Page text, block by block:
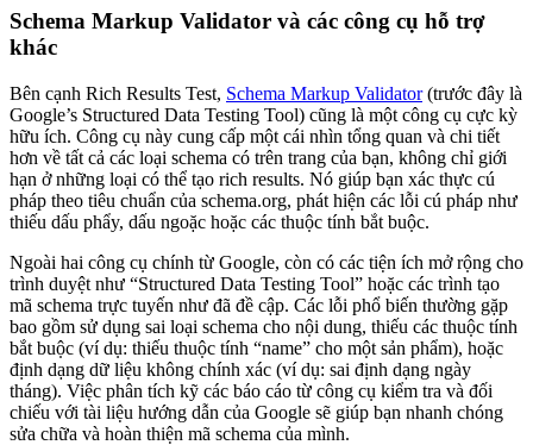
Schema Markup Validator và các công cụ hỗ trợ
khác
Bên cạnh Rich Results Test, Schema Markup Validator(trước đây là
Google’s Structured Data Testing Tool) cũng là một công cụ cực kỳ
hữu ích. Công cụ này cung cấp một cái nhìn tổng quan và chi tiết
hơn về tất cả các loại schema có trên trang của bạn, không chỉ giới
hạn ở những loại có thể tạo rich results. Nó giúp bạn xác thực cú
pháp theo tiêu chuẩn của schema.org, phát hiện các lỗi cú pháp như
thiếu dấu phẩy, dấu ngoặc hoặc các thuộc tính bắt buộc.
Ngoài hai công cụ chính từ Google, còn có các tiện ích mở rộng cho
trình duyệt như “Structured Data Testing Tool” hoặc các trình tạo
mã schema trực tuyến như đã đề cập. Các lỗi phổ biến thường gặp
bao gồm sử dụng sai loại schema cho nội dung, thiếu các thuộc tính
bắt buộc (ví dụ: thiếu thuộc tính “name” cho một sản phẩm), hoặc
định dạng dữ liệu không chính xác (ví dụ: sai định dạng ngày
tháng). Việc phân tích kỹ các báo cáo từ công cụ kiểm tra và đối
chiếu với tài liệu hướng dẫn của Google sẽ giúp bạn nhanh chóng
sửa chữa và hoàn thiện mã schema của mình.